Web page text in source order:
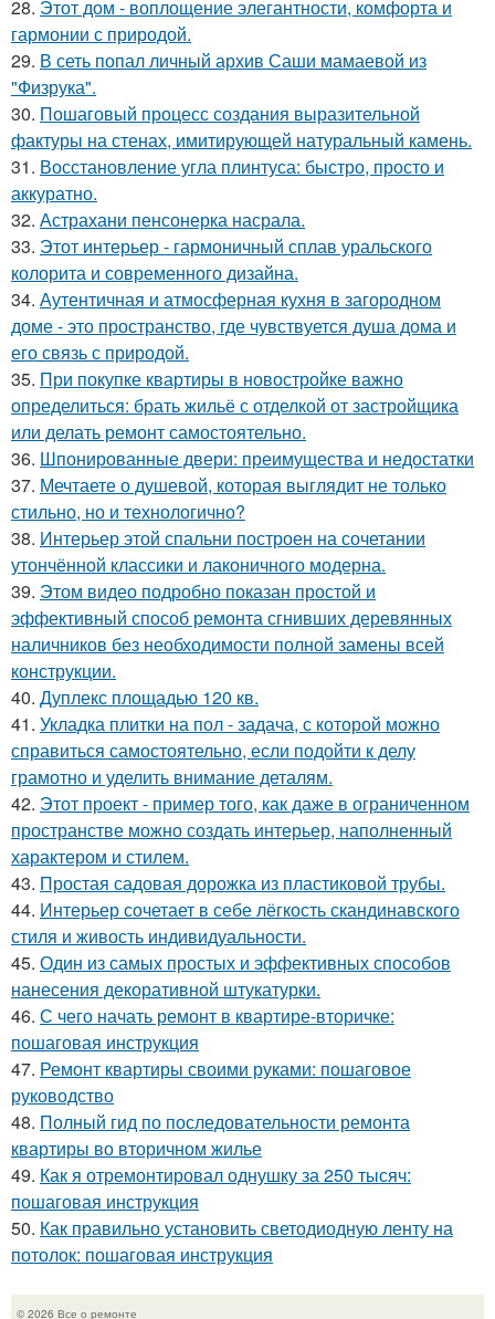
28. Этот дом - воплощение элегантности, комфорта и
гармонии с природой.
29. В сеть попал личный архив Саши мамаевой из
"Физрука".
30. Пошаговый процесс создания выразительной
фактуры на стенах, имитирующей натуральный камень.
31. Восстановление угла плинтуса: быстро, просто и
аккуратно.
32. Астрахани пенсонерка насрала.
33. Этот интерьер - гармоничный сплав уральского
колорита и современного дизайна.
34. Аутентичная и атмосферная кухня в загородном
доме - это пространство, где чувствуется душа дома и
его связь с природой.
35. При покупке квартиры в новостройке важно
определиться: брать жильё с отделкой от застройщика
или делать ремонт самостоятельно.
36. Шпонированные двери: преимущества и недостатки
37. Мечтаете о душевой, которая выглядит не только
стильно, но и технологично?
38. Интерьер этой спальни построен на сочетании
утончённой классики и лаконичного модерна.
39. Этом видео подробно показан простой и
эффективный способ ремонта сгнивших деревянных
наличников без необходимости полной замены всей
конструкции.
40. Дуплекс площадью 120 кв.
41. Укладка плитки на пол - задача, с которой можно
справиться самостоятельно, если подойти к делу
грамотно и уделить внимание деталям.
42. Этот проект - пример того, как даже в ограниченном
пространстве можно создать интерьер, наполненный
характером и стилем.
43. Простая садовая дорожка из пластиковой трубы.
44. Интерьер сочетает в себе лёгкость скандинавского
стиля и живость индивидуальности.
45. Один из самых простых и эффективных способов
нанесения декоративной штукатурки.
46. С чего начать ремонт в квартире-вторичке:
пошаговая инструкция
47. Ремонт квартиры своими руками: пошаговое
руководство
48. Полный гид по последовательности ремонта
квартиры во вторичном жилье
49. Как я отремонтировал однушку за 250 тысяч:
пошаговая инструкция
50. Как правильно установить светодиодную ленту на
потолок: пошаговая инструкция
© 2026 Все о ремонте